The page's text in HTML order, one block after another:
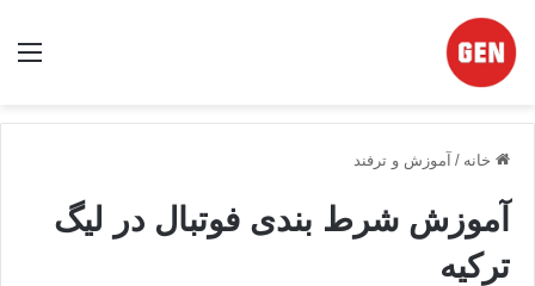
خانه / آموزش و ترفند
آموزش شرط بندی فوتبال در لیگ
ترکیه